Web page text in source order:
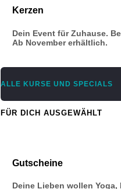
Kerzen
Dein Event für Zuhause.
Ab November erhältlich.
ALLE KURSE UND SPECIALS
FÜR DICH AUSGEWÄHLT
Gutscheine
Deine Lieben wollen